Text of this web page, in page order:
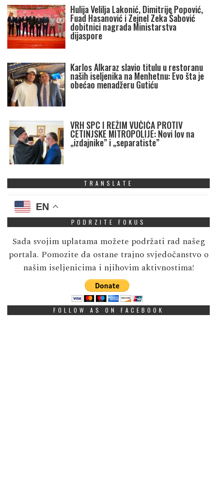
Hulija Velilja Lakonić, Dimitrije Popović,
Fuad Hasanović i Zejnel Zeka Šabović
dobitnici nagrada Ministarstva
dijaspore
Karlos Alkaraz slavio titulu u restoranu
naših iseljenika na Menhetnu: Evo šta je
obećao menadžeru Gutiću
VRH SPC I REŽIM VUČIĆA PROTIV
CETINJSKE MITROPOLIJE: Novi lov na
„izdajnike” i „separatiste”
TRANSLATE
EN
PODRZITE FOKUS
Sada svojim uplatama možete podržati rad našeg
portala. Pomozite da ostane trajno svjedočanstvo o
našim iseljenicima i njihovim aktivnostima!
FOLLOW AS ON FACEBOOK